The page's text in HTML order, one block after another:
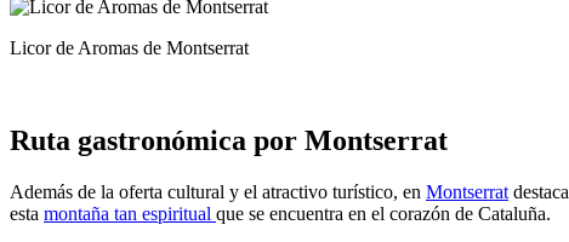
"Mató" de Montserrat
Ruta gastronómica por Montserrat
Además de la oferta cultural y el atractivo turístico, en Montserrat
esta montaña tan espiritual que se encuentra en el corazón de Cataluña.